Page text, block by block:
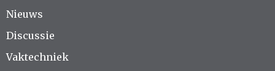
Nieuws
Discussie
Vaktechniek